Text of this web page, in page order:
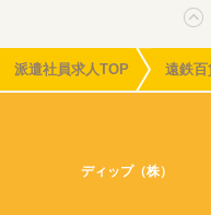
派遣社員求人TOP 遠鉄
ディップ（株）